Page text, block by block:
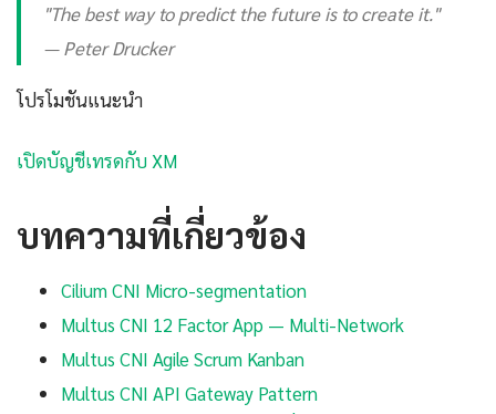
"The best way to predict the future is to create it."
— Peter Drucker
โปรโมชันแนะนำ
เปิดบัญชีเทรดกับ XM
บทความที่เกี่ยวข้อง
Cilium CNI Micro-segmentation
Multus CNI 12 Factor App — Multi-Network
Multus CNI Agile Scrum Kanban
Multus CNI API Gateway Pattern